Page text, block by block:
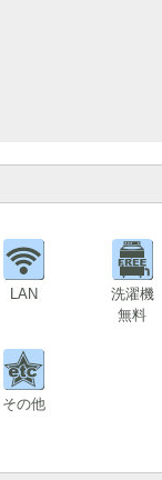
LAN
洗濯機
無料
その他